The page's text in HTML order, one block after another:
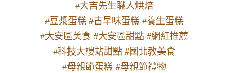
#大吉先生職人烘焙
#豆漿蛋糕 #古早味蛋糕 #養生蛋糕
#大安區美食 #大安區甜點 #網紅推薦
#科技大樓站甜點 #國北教美食
#母親節蛋糕 #母親節禮物